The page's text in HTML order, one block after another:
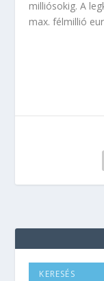
milliósokig. A
max. félmillió